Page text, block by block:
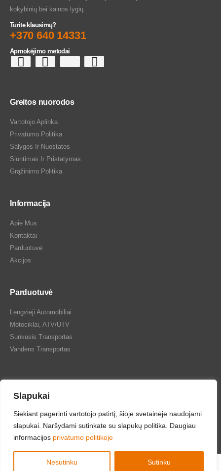
Slapukai
Siekiant pagerinti vartotojo patirtį, šioje svetainėje naudojami
slapukai. Naršydami sutinkate su slapukų politika. Daugiau
informacijos privatumo politikoje
Nesutinku Sutinku
kokybinių bei kainos lygių.
Turite klausimų?
+370 640 14331
Apmokėjimo metodai
Greitos nuorodos
Vartotojo Aplinka
Privatumo Politika
Sąlygos Ir Nuostatos
Siuntimas Ir Pristatymas
Grąžinimo Politika
Informacija
Apie Mus
Kontaktai
Parduotuvė
Akcijos
Parduotuvė
Lengvieji Automobiliai
Motociklai, ATV/UTV
Sunkusis Transportas
Vandens Transportas
Tepalų Bazė © 2024 Visos teisės saugomos